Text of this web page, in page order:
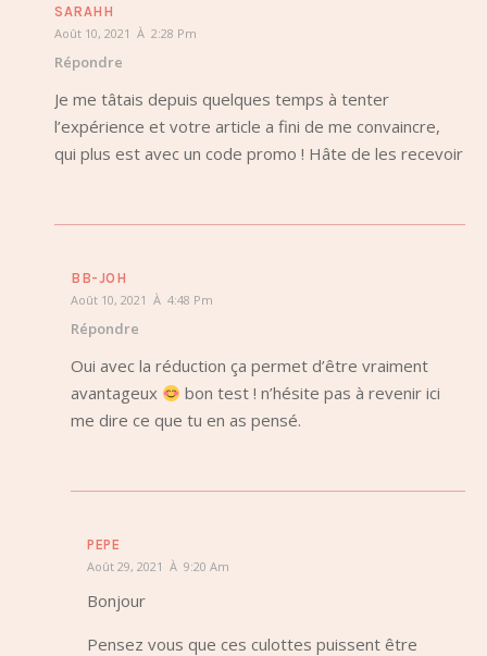
SARAHH
Août 10, 2021 À 2:28 Pm
Répondre
Je me tâtais depuis quelques temps à tenter
l’expérience et votre article a fini de me convaincre,
qui plus est avec un code promo ! Hâte de les recevoir
BB-JOH
Août 10, 2021 À 4:48 Pm
Répondre
Oui avec la réduction ça permet d’être vraiment
avantageux
bon test ! n’hésite pas à revenir ici
me dire ce que tu en as pensé.
PEPE
Août 29, 2021 À 9:20 Am
Bonjour
Pensez vous que ces culottes puissent être